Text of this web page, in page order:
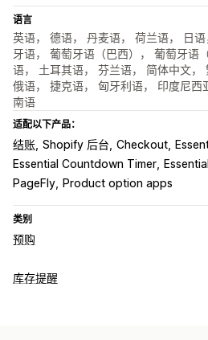
语言
英语， 德语， 丹麦语， 荷兰语， 日
牙语， 葡萄牙语（巴西）， 葡萄牙语
语， 土耳其语， 芬兰语， 简体中文，
俄语， 捷克语， 匈牙利语， 印度尼西
南语
适配以下产品：
结账 Shopify 后台 Checkout
Essential Countdown Timer
PageFly
Product option apps
类别
预购
订单类型
库存提醒